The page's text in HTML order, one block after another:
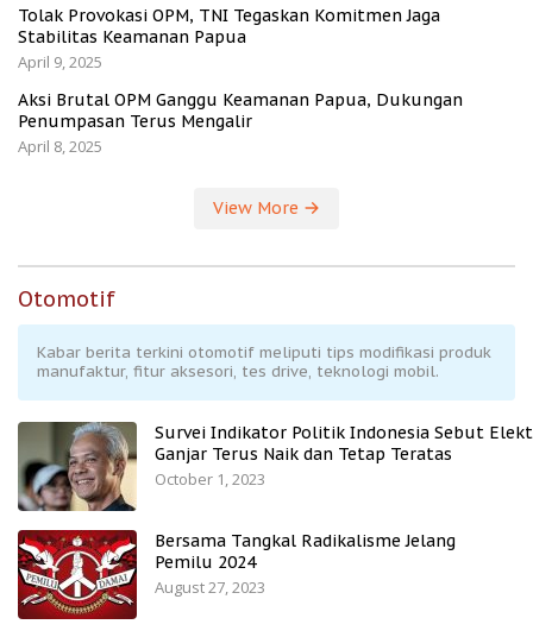
Tolak Provokasi OPM, TNI Tegaskan Komitmen Jaga
Stabilitas Keamanan Papua
April 9, 2025
Aksi Brutal OPM Ganggu Keamanan Papua, Dukungan
Penumpasan Terus Mengalir
April 8, 2025
View More
Otomotif
Kabar berita terkini otomotif meliputi tips modifikasi produk
manufaktur, fitur aksesori, tes drive, teknologi mobil.
Survei Indikator Politik Indonesia Sebut
Ganjar Terus Naik dan Tetap Teratas
October 1, 2023
Bersama Tangkal Radikalisme Jelang
Pemilu 2024
August 27, 2023